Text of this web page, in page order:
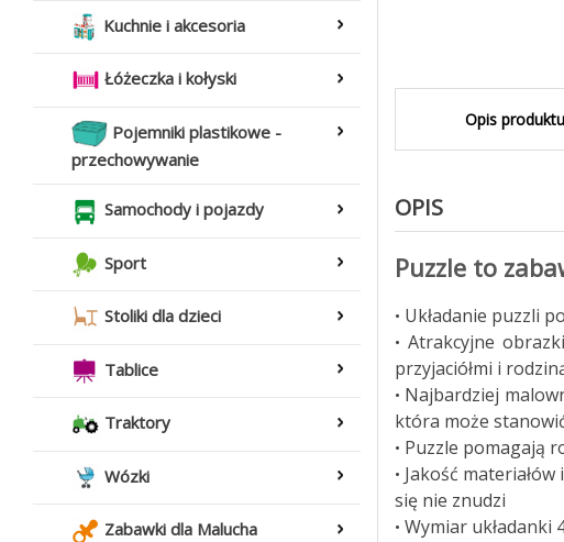
Kuchnie i akcesoria
Łóżeczka i kołyski
Pojemniki plastikowe -
przechowywanie
Samochody i pojazdy
Sport
Stoliki dla dzieci
Tablice
Traktory
Wózki
Zabawki dla Malucha
Opis produktu
OPIS
Puzzle to
• Układanie puzzli
• Atrakcyjne
przyjaciółmi i
• Najbardziej
która może
• Puzzle pomagają
• Jakość
się nie znudzi
• Wymiar układanki